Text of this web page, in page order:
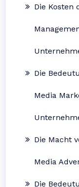
Die Kosten
Die
Media
Die Macht
Media
Die